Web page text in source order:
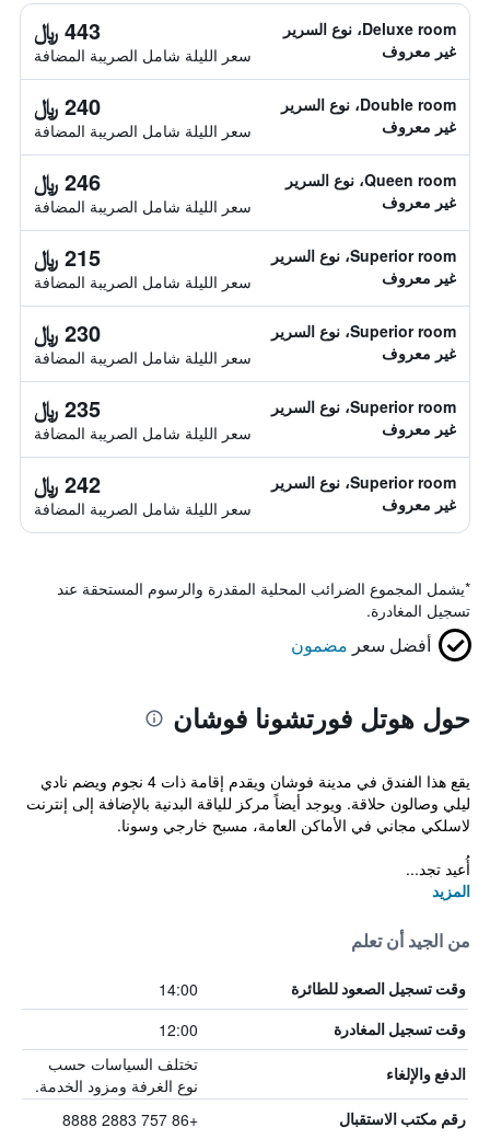
Deluxe room، نوع السرير
غير معروف
443 ﷼
سعر الليلة شامل الصريبة المضافة
Double room، نوع السرير
غير معروف
240 ﷼
سعر الليلة شامل الصريبة المضافة
Queen room، نوع السرير
غير معروف
246 ﷼
سعر الليلة شامل الصريبة المضافة
Superior room، نوع السرير
غير معروف
215 ﷼
سعر الليلة شامل الصريبة المضافة
Superior room، نوع السرير
غير معروف
230 ﷼
سعر الليلة شامل الصريبة المضافة
Superior room، نوع السرير
غير معروف
235 ﷼
سعر الليلة شامل الصريبة المضافة
Superior room، نوع السرير
غير معروف
242 ﷼
سعر الليلة شامل الصريبة المضافة
*يشمل المجموع الضرائب المحلية المقدرة والرسوم المستحقة عند
تسجيل المغادرة.
أفضل سعر مضمون
حول هوتل فورتشونا فوشان
يقع هذا الفندق في مدينة فوشان ويقدم إقامة ذات 4 نجوم ويضم نادي
ليلي وصالون حلاقة. ويوجد أيضاً مركز للياقة البدنية بالإضافة إلى إنترنت
لاسلكي مجاني في الأماكن العامة، مسبح خارجي وسونا.
أُعيد تجد...
المزيد
من الجيد أن تعلم
وقت تسجيل الصعود للطائرة 14:00
وقت تسجيل المغادرة 12:00
الدفع والإلغاء
تختلف السياسات حسب
نوع الغرفة ومزود الخدمة.
رقم مكتب الاستقبال +86 757 2883 8888